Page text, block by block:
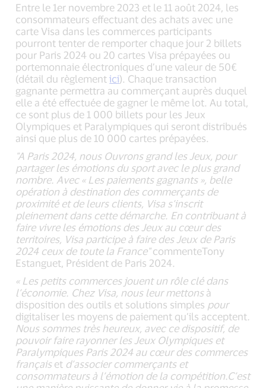
Entre le 1er novembre 2023 et le 11 août 2024, les
consommateurs effectuant des achats avec une
carte Visa dans les commerces participants
pourront tenter de remporter chaque jour 2 billets
pour Paris 2024 ou 20 cartes Visa prépayées ou
portemonnaie électroniques d’une valeur de 50€
(détail du règlementici). Chaque transaction
gagnante permettra au commerçant auprès duquel
elle a été effectuée de gagner le même lot. Au total,
ce sont plus de 1 000 billets pour les Jeux
Olympiques et Paralympiques qui seront distribués
ainsi que plus de 10 000 cartes prépayées.
"A Paris 2024, nous Ouvrons grand les Jeux, pour
partager les émotions du sport avec le plus grand
nombre. Avec « Les paiements gagnants », belle
opération à destination des commerçants de
proximité et de leurs clients, Visa s’inscrit
pleinement dans cette démarche. En contribuant à
faire vivre les émotions des Jeux au cœur des
territoires, Visa participe à faire des Jeux de Paris
2024 ceux de toute la France"commenteTony
Estanguet, Président de Paris 2024.
« Les petits commerces jouent un rôle clé dans
l’économie. Chez Visa, nous leur mettonsà
disposition des outils et solutions simples pour
digitaliser les moyens de paiement qu’ils acceptent
Nous sommes très heureux, avec ce dispositif, de
pouvoir faire rayonner les Jeux Olympiques et
Paralympiques Paris 2024 au cœur des commerces
françaiset d’associer commerçants et
consommateurs à l’émotion de la compétition. C’est